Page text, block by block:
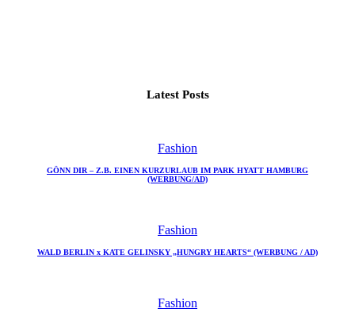
Latest Posts
Fashion
GÖNN DIR – Z.B. EINEN KURZURLAUB IM PARK HYATT HAMBURG
(WERBUNG/AD)
Fashion
WALD BERLIN x KATE GELINSKY „HUNGRY HEARTS“ (WERBUNG / AD)
Fashion